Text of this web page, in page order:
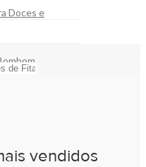
Doces e
vendidos